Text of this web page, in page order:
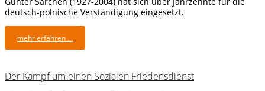
deutsch-polnische Verständigung eingesetzt.
mehr erfahren ...
Der Kampf um einen Sozialen Friedensdienst